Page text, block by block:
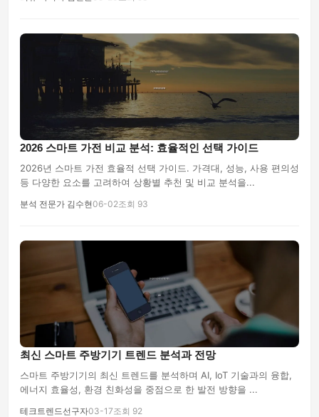
2026 스마트 가전 비교 분석: 효율적인 선택 가이드
2026년 스마트 가전 효율적 선택 가이드. 가격대, 성능, 사용 편의성
등 다양한 요소를 고려하여 상황별 추천 및 비교 분석을...
분석 전문가 김수현06-02조회 93
최신 스마트 주방기기 트렌드 분석과 전망
스마트 주방기기의 최신 트렌드를 분석하며 AI, IoT 기술과의 융합,
에너지 효율성, 환경 친화성을 중점으로 한 발전 방향을 ...
테크트렌드선구자03-17조회 92